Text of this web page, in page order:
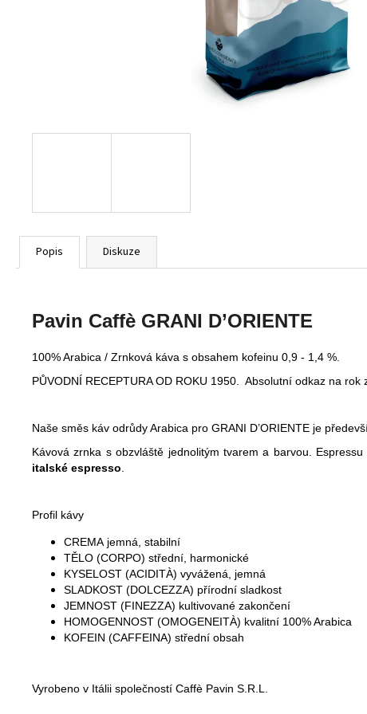
Popis Diskuze
Pavin Caffè GRANI D’ORIENTE
100% Arabica / Zrnková káva s obsahem kofeinu 0,9 - 1,4 %.
PŮVODNÍ RECEPTURA OD ROKU 1950. Absolutní odkaz na
Naše směs káv odrůdy Arabica pro GRANI D’ORIENTE je
Kávová zrnka s obzvláště jednolitým tvarem a barvou.
italské espresso
Profil kávy
CREMA jemná, stabilní
TĚLO (CORPO) střední, harmonické
KYSELOST (ACIDITÀ) vyvážená, jemná
SLADKOST (DOLCEZZA) přírodní sladkost
JEMNOST (FINEZZA) kultivované zakončení
HOMOGENNOST (OMOGENEITÀ) kvalitní 100% Arabica
KOFEIN (CAFFEINA) střední obsah
Vyrobeno v Itálii společností Caffè Pavin S.R.L.